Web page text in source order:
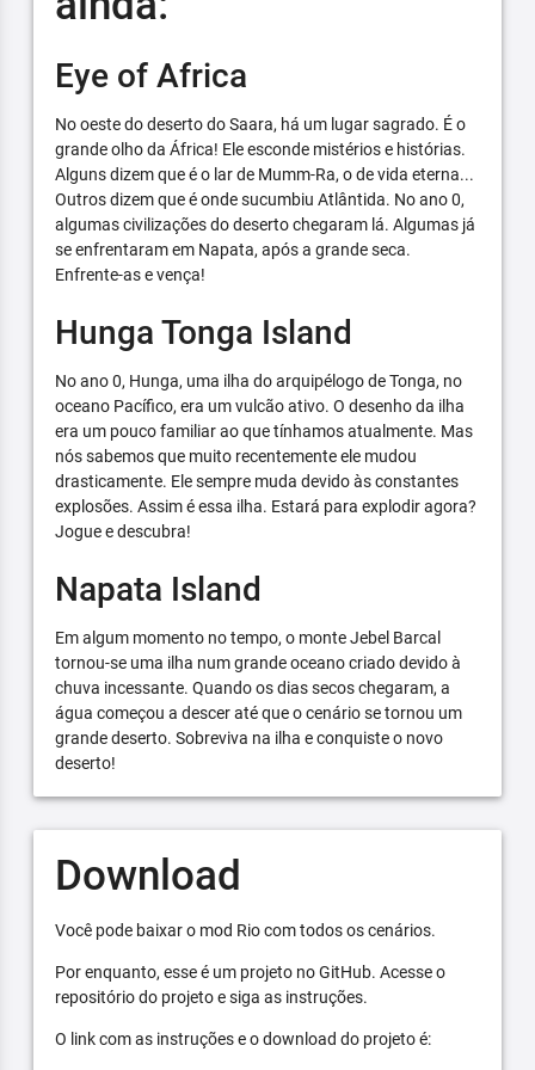
Eye of Africa
No oeste do deserto do Saara, há um lugar sagrado. É o
grande olho da África! Ele esconde mistérios e histórias.
Alguns dizem que é o lar de Mumm-Ra, o de vida eterna...
Outros dizem que é onde sucumbiu Atlântida. No ano 0,
algumas civilizações do deserto chegaram lá. Algumas já
se enfrentaram em Napata, após a grande seca.
Enfrente-as e vença!
Hunga Tonga Island
No ano 0, Hunga, uma ilha do arquipélogo de Tonga, no
oceano Pacífico, era um vulcão ativo. O desenho da ilha
era um pouco familiar ao que tínhamos atualmente. Mas
nós sabemos que muito recentemente ele mudou
drasticamente. Ele sempre muda devido às constantes
explosões. Assim é essa ilha. Estará para explodir agora?
Jogue e descubra!
Napata Island
Em algum momento no tempo, o monte Jebel Barcal
tornou-se uma ilha num grande oceano criado devido à
chuva incessante. Quando os dias secos chegaram, a
água começou a descer até que o cenário se tornou um
grande deserto. Sobreviva na ilha e conquiste o novo
deserto!
Download
Você pode baixar o mod Rio com todos os cenários.
Por enquanto, esse é um projeto no GitHub. Acesse o
repositório do projeto e siga as instruções.
O link com as instruções e o download do projeto é: